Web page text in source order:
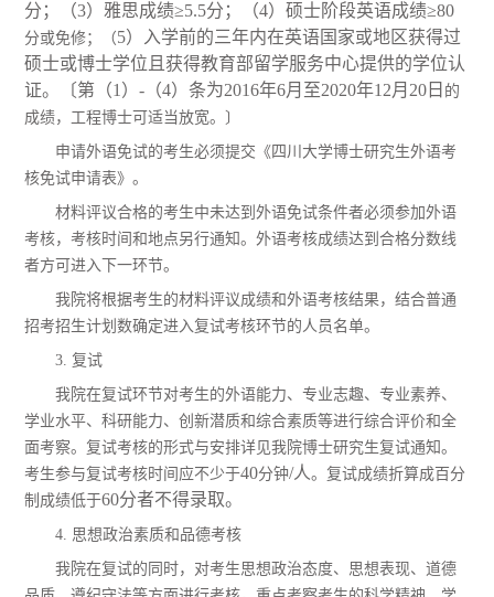
分；（3）雅思成绩≥5.5分；（4）硕士阶段英语成绩≥80
分或免修；（5）入学前的三年内在英语国家或地区获得过
硕士或博士学位且获得教育部留学服务中心提供的学位认
证。〔第（1）-（4）条为2016年6月至2020年12月20日 的
成绩，工程博士可适当放宽。〕
申请外语免试的考生必须提交《四川大学博士研究生外语考
核免试申请表》。
材料评议合格的考生中未达到外语免试条件者必须参加外语
考核，考核时间和地点另行通知。外语考核成绩达到合格分数线
者方可进入下一环节。
我院将根据考生的材料评议成绩和外语考核结果 ，结合普通
招考招生计划数确定进入复试考核环节的人员名单。
3. 复试
我院在复试环节对考生的外语能力、专业志趣、专业素养、
学业水平、科研能力、创新潜质和综合素质等进行综合评价和全
面考察。 复试考核的形式与安排详见我院博士研究生复试通知。
考生参与复试考核时间 应不少于40分钟/人。 复试成绩折算成百分
制成绩低于60分者不得录取。
4. 思想政治素质和品德考核
我院在复试的同时，对考生思想政治态度、思想表现、道德